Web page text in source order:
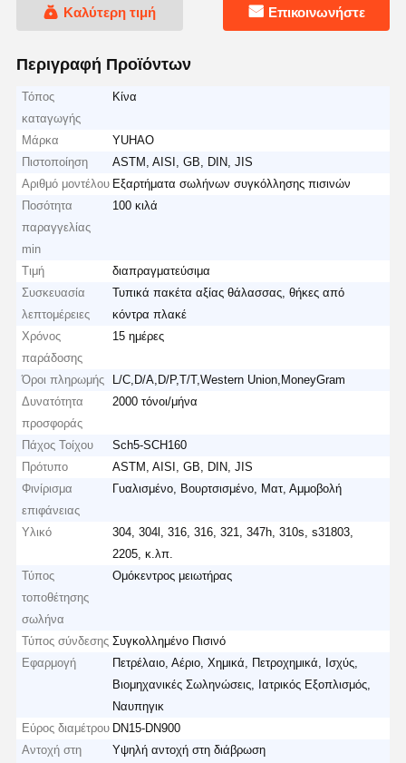
Καλύτερη τιμή Επικοινωνήστε
Περιγραφή Προϊόντων
Τόπος
καταγωγής
Κίνα
Μάρκα
YUHAO
Πιστοποίηση
ASTM, AISI, GB, DIN, JIS
Αριθμό μοντέλου Εξαρτήματα σωλήνων συγκόλλησης πισινών
Ποσότητα
παραγγελίας
min
100 κιλά
Τιμή
διαπραγματεύσιμα
Συσκευασία
λεπτομέρειες
Τυπικά πακέτα αξίας θάλασσας, θήκες από
κόντρα πλακέ
Χρόνος
παράδοσης
15 ημέρες
Όροι πληρωμής
L/C,D/A,D/P,T/T,Western Union,MoneyGram
Δυνατότητα
προσφοράς
2000 τόνοι/μήνα
Πάχος Τοίχου
Sch5-SCH160
Πρότυπο
ASTM, AISI, GB, DIN, JIS
Φινίρισμα
επιφάνειας
Γυαλισμένο, Βουρτσισμένο, Ματ, Αμμοβολή
Υλικό
304, 304l, 316, 316, 321, 347h, 310s, s31803,
2205, κ.λπ.
Τύπος
τοποθέτησης
σωλήνα
Ομόκεντρος μειωτήρας
Τύπος σύνδεσης Συγκολλημένο Πισινό
Εφαρμογή
Πετρέλαιο, Αέριο, Χημικά, Πετροχημικά, Ισχύς,
Βιομηχανικές Σωληνώσεις, Ιατρικός Εξοπλισμός,
Ναυπηγικ
Εύρος διαμέτρου DN15-DN900
Αντοχή στη
Υψηλή αντοχή στη διάβρωση